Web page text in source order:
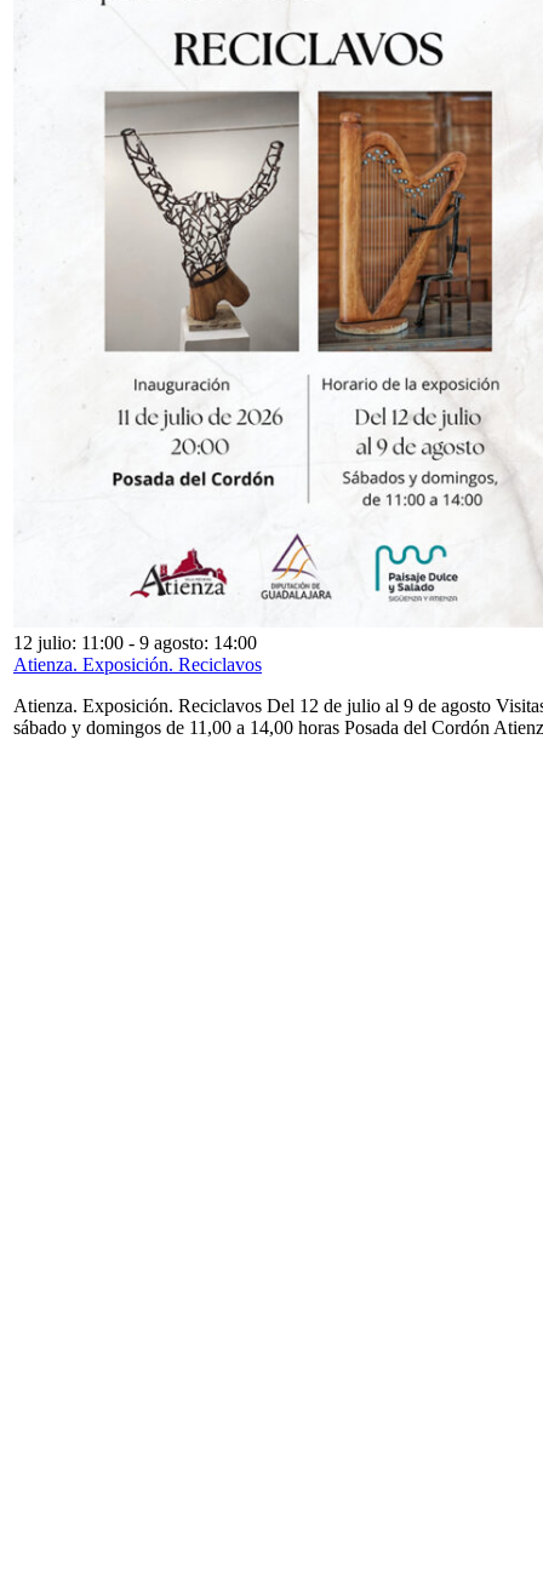
12 julio: 11:00 - 9 agosto: 14:00
Atienza. Exposición. Reciclavos
Atienza. Exposición. Reciclavos Del 12 de julio al 9 de agosto
sábado y domingos de 11,00 a 14,00 horas Posada del Cordón